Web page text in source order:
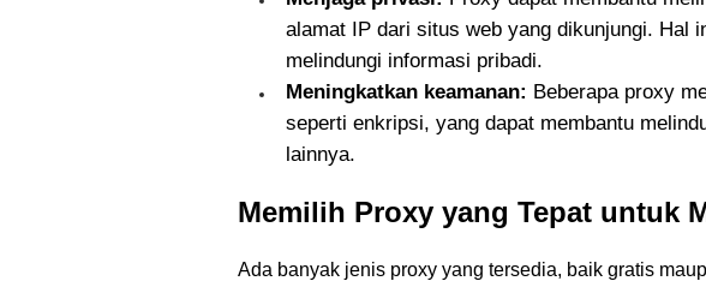
alamat IP dari situs web yang dikunjungi. Hal
melindungi informasi pribadi.
Meningkatkan keamanan: Beberapa proxy
seperti enkripsi, yang dapat membantu
lainnya.
Memilih Proxy yang Tepat untuk
Ada banyak jenis proxy yang tersedia, baik gratis